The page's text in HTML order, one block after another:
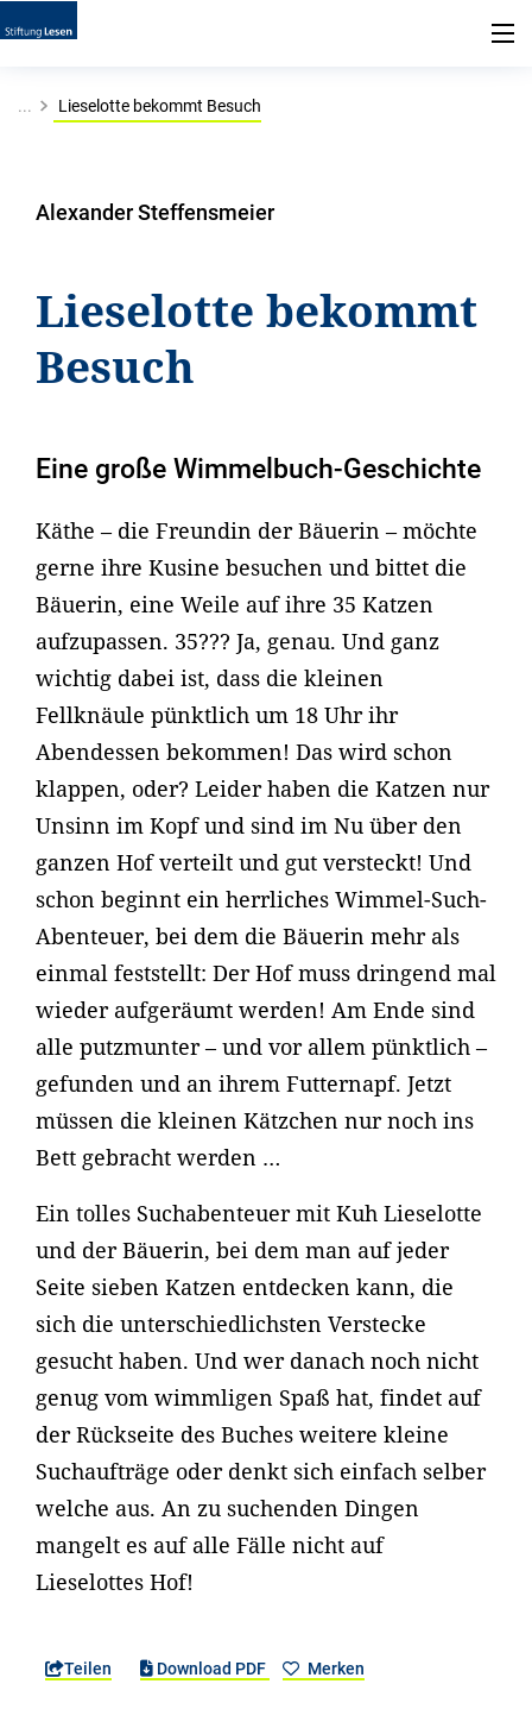
... Lieselotte bekommt Besuch
Alexander Steffensmeier
Lieselotte bekommt
Besuch
Eine große Wimmelbuch-Geschichte
Käthe – die Freundin der Bäuerin – möchte
gerne ihre Kusine besuchen und bittet die
Bäuerin, eine Weile auf ihre 35 Katzen
aufzupassen. 35??? Ja, genau. Und ganz
wichtig dabei ist, dass die kleinen
Fellknäule pünktlich um 18 Uhr ihr
Abendessen bekommen! Das wird schon
klappen, oder? Leider haben die Katzen nur
Unsinn im Kopf und sind im Nu über den
ganzen Hof verteilt und gut versteckt! Und
schon beginnt ein herrliches Wimmel-Such-
Abenteuer, bei dem die Bäuerin mehr als
einmal feststellt: Der Hof muss dringend mal
wieder aufgeräumt werden! Am Ende sind
alle putzmunter – und vor allem pünktlich –
gefunden und an ihrem Futternapf. Jetzt
müssen die kleinen Kätzchen nur noch ins
Bett gebracht werden …
Ein tolles Suchabenteuer mit Kuh Lieselotte
und der Bäuerin, bei dem man auf jeder
Seite sieben Katzen entdecken kann, die
sich die unterschiedlichsten Verstecke
gesucht haben. Und wer danach noch nicht
genug vom wimmligen Spaß hat, findet auf
der Rückseite des Buches weitere kleine
Suchaufträge oder denkt sich einfach selber
welche aus. An zu suchenden Dingen
mangelt es auf alle Fälle nicht auf
Lieselottes Hof!
Teilen Download PDF Merken